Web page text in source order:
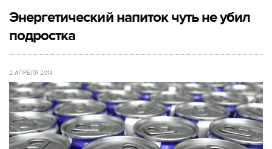
Энергетический напиток чуть не убил
подростка
2 АПРЕЛЯ 2014